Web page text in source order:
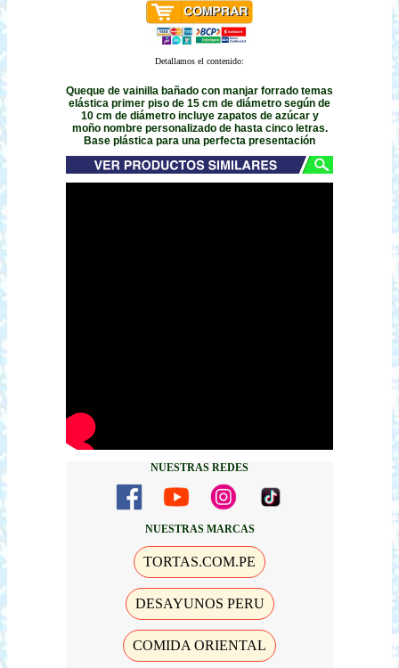
Detallamos el contenido:
Queque de vainilla bañado con manjar forrado temas
elástica primer piso de 15 cm de diámetro según de
10 cm de diámetro incluye zapatos de azúcar y
moño nombre personalizado de hasta cinco letras.
Base plástica para una perfecta presentación
NUESTRAS REDES
NUESTRAS MARCAS
TORTAS.COM.PE
DESAYUNOS PERU
COMIDA ORIENTAL